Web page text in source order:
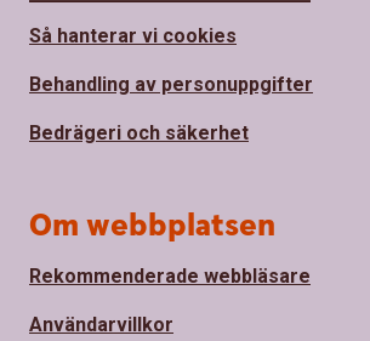
Så hanterar vi cookies
Behandling av personuppgifter
Bedrägeri och säkerhet
Om webbplatsen
Rekommenderade webbläsare
Användarvillkor